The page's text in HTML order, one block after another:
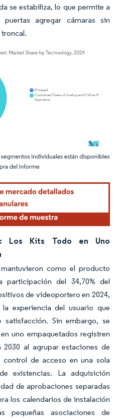
se estabiliza, lo que permite a
agregar cámaras sin
atribución según CC BY 4.0.
Los Kits Todo en Uno
como el producto
participación del 34,70% del
de videoportero en 2024,
experiencia del usuario que
satisfacción. Sin embargo, se
uno empaquetados registren
al agrupar estaciones de
de acceso en una sola
existencias. La adquisición
de aprobaciones separadas
los calendarios de instalación
asociaciones de